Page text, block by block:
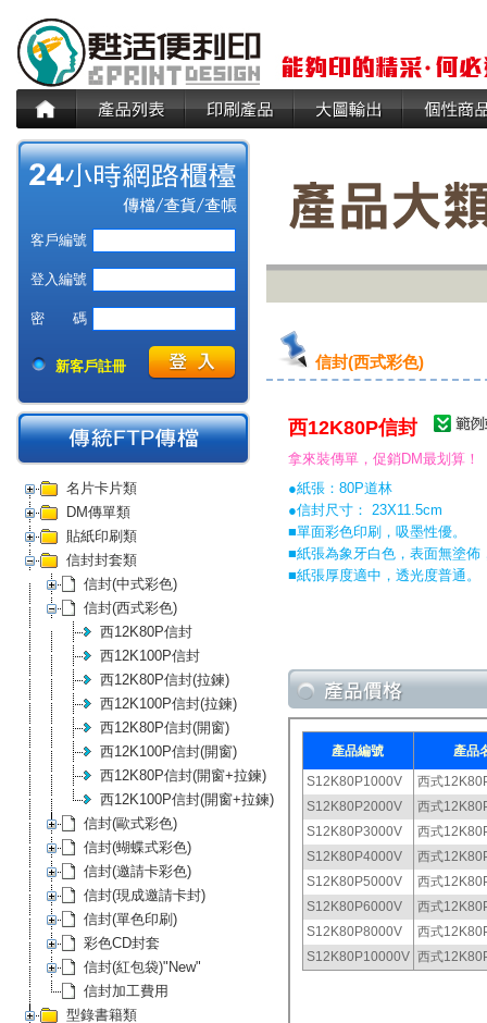
客戶編號
登入編號
密 碼
新客戶註冊
名片卡片類
DM傳單類
貼紙印刷類
信封封套類
信封(中式彩色)
信封(西式彩色)
西12K80P信封
西12K100P信封
西12K80P信封(拉鍊)
西12K100P信封(拉鍊)
西12K80P信封(開窗)
西12K100P信封(開窗)
西12K80P信封(開窗+拉鍊)
西12K100P信封(開窗+拉鍊)
信封(歐式彩色)
信封(蝴蝶式彩色)
信封(邀請卡彩色)
信封(現成邀請卡封)
信封(單色印刷)
彩色CD封套
信封(紅包袋)"New"
信封加工費用
型錄書籍類
信封(西式彩色)
西12K80P信封
拿來裝傳單，促銷DM最划算！
●紙張：80P道林
●信封尺寸： 23X11.5cm
■單面彩色印刷，吸墨性優。
■紙張為象牙白色，表面無塗佈
■紙張厚度適中，透光度普通。